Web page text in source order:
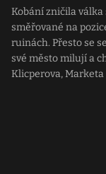
Kobání zničila
směřované na
ruinách. Přesto se
své město milují a
Klicperova,